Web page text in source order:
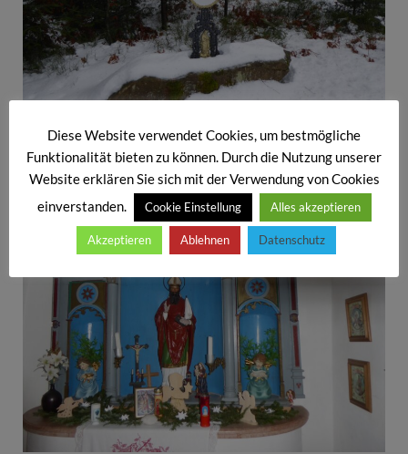
Diese Website verwendet Cookies, um bestmögliche
Funktionalität bieten zu können. Durch die Nutzung unserer
Website erklären Sie sich mit der Verwendung von Cookies
einverstanden.
Cookie Einstellung Alles akzeptieren
Akzeptieren Ablehnen Datenschutz